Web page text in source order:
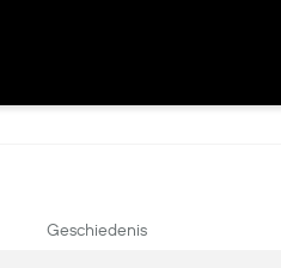
Geschiedenis